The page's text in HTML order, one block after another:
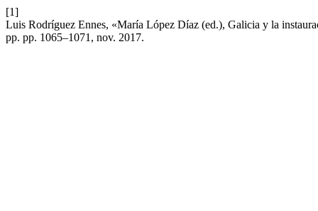
[1]
Luis Rodríguez Ennes, «María López Díaz (ed.), Galicia y la
pp. pp. 1065–1071, nov. 2017.